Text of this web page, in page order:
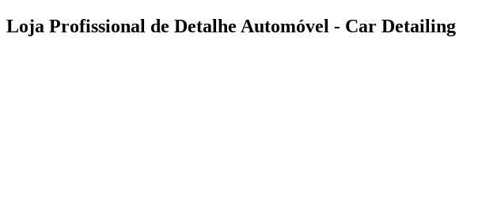
Pular
para
Loja Profissional de Detalhe Automóvel - Car Detailing